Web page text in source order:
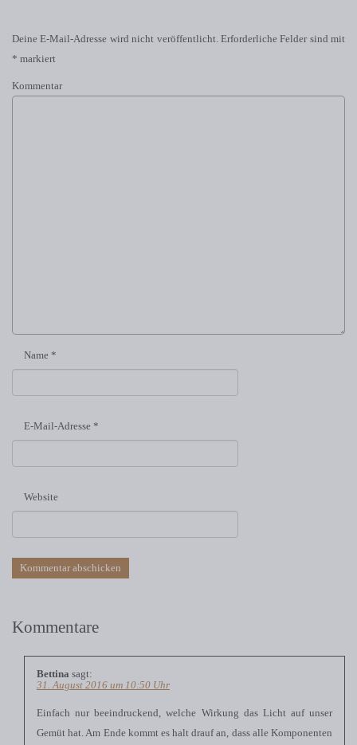
Deine E-Mail-Adresse wird nicht veröffentlicht. Erforderliche Felder sind mit
* markiert
Kommentar
Name *
E-Mail-Adresse *
Website
Kommentare
Bettina sagt:
31. August 2016 um 10:50 Uhr
Einfach nur beeindruckend, welche Wirkung das Licht auf unser
Gemüt hat. Am Ende kommt es halt drauf an, dass alle Komponenten